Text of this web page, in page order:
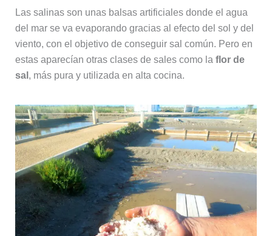
Las salinas son unas balsas artificiales donde el agua
del mar se va evaporando gracias al efecto del sol y del
viento, con el objetivo de conseguir sal común. Pero en
estas aparecían otras clases de sales como la flor de
sal , más pura y utilizada en alta cocina.